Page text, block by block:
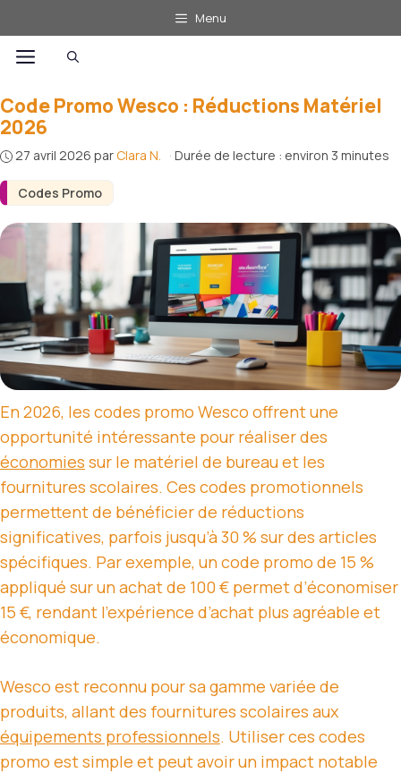
au
contenu
Menu
Menu
Codes Promo
Code Promo Wesco : Réductions Matériel
2026
27 avril 2026 par Clara N. · Durée de lecture : environ 3 minutes
En 2026, les codes promo Wesco offrent une
opportunité intéressante pour réaliser des
économies sur le matériel de bureau et les
fournitures scolaires. Ces codes promotionnels
permettent de bénéficier de réductions
significatives, parfois jusqu’à 30 % sur des articles
spécifiques. Par exemple, un code promo de 15 %
appliqué sur un achat de 100 € permet d’économiser
15 €, rendant l’expérience d’achat plus agréable et
économique.
Wesco est reconnu pour sa gamme variée de
produits, allant des fournitures scolaires aux
équipements professionnels. Utiliser ces codes
promo est simple et peut avoir un impact notable